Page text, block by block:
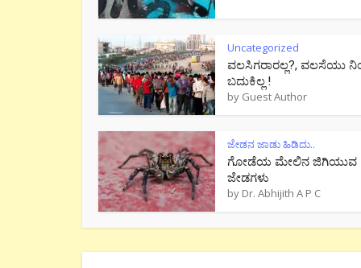
Uncategorized
ವಲಸಿಗರಾರಲ್ಲ?, ವಲಸೆಯು
ಬದುಕಿಲ್ಲ !
by Guest Author
ಜೇಡನ ಜಾಡು ಹಿಡಿದು..
ಗೋಡೆಯ ಮೇಲಿನ ಜಿಗಿಯುವ
ಜೇಡಗಳು
by Dr. Abhijith A P C